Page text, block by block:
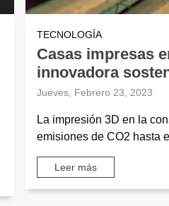
TECNOLOGÍA
Casas impresas
innovadora
Jueves, Febrero 23, 2023
La impresión 3D en la
emisiones de CO2 hasta
Leer más